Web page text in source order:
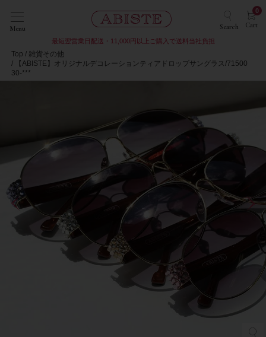
Menu Search Cart
0
最短翌営業日配送・11,000円以上ご購入で送料当社負担
Top
雑貨その他
【ABISTE】オリジナルデコレーションティアドロップサングラス/71500
30-***